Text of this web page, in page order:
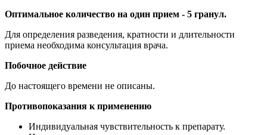
Оптимальное количество на один прием - 5 гранул.
Для определения разведения, кратности и длительности
приема необходима консультация врача.
Побочное действие
До настоящего времени не описаны.
Противопоказания к применению
Индивидуальная чувствительность к препарату.